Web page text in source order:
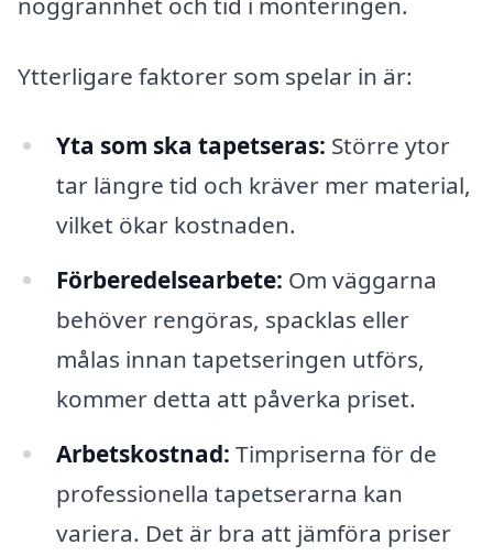
Ytterligare faktorer som spelar in är:
Yta som ska tapetseras: Större ytor
tar längre tid och kräver mer material,
vilket ökar kostnaden.
Förberedelsearbete: Om väggarna
behöver rengöras, spacklas eller
målas innan tapetseringen utförs,
kommer detta att påverka priset.
Arbetskostnad: Timpriserna för de
professionella tapetserarna kan
variera. Det är bra att jämföra priser